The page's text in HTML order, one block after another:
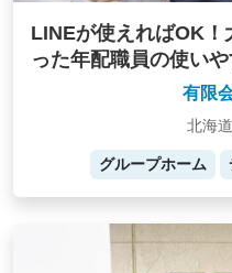
LINEが使えればOK！
った年配職員の使いや
有限
北海
グループホーム